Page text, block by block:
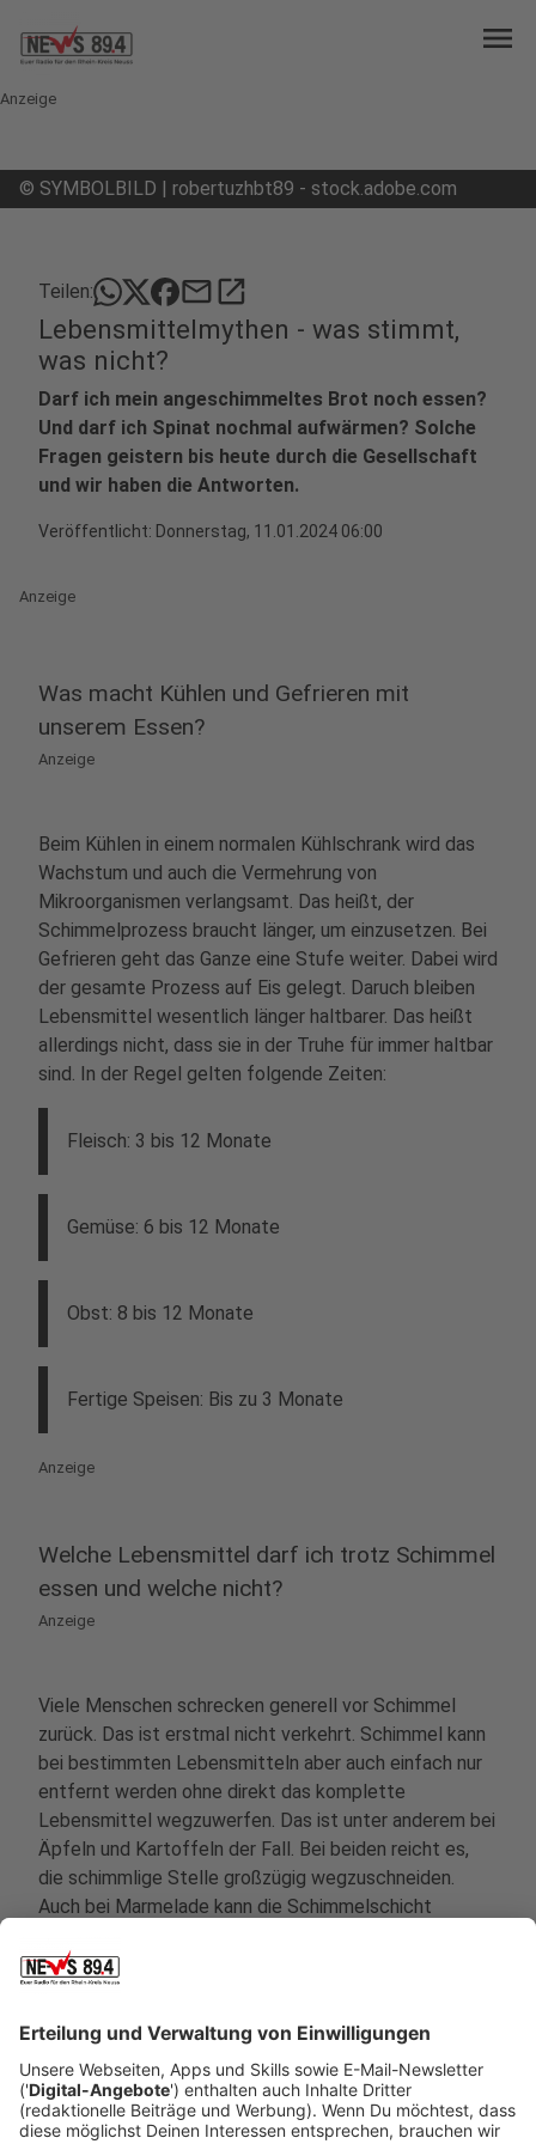
menu
Anzeige
© SYMBOLBILD | robertuzhbt89 - stock.adobe.com
Teilen: mailopen_in_new
Lebensmittelmythen - was stimmt,
was nicht?
Darf ich mein angeschimmeltes Brot noch essen?
Und darf ich Spinat nochmal aufwärmen? Solche
Fragen geistern bis heute durch die Gesellschaft
und wir haben die Antworten.
Veröffentlicht: Donnerstag, 11.01.2024 06:00
Anzeige
Was macht Kühlen und Gefrieren mit
unserem Essen?
Anzeige
Beim Kühlen in einem normalen Kühlschrank wird das
Wachstum und auch die Vermehrung von
Mikroorganismen verlangsamt. Das heißt, der
Schimmelprozess braucht länger, um einzusetzen. Bei
Gefrieren geht das Ganze eine Stufe weiter. Dabei wird
der gesamte Prozess auf Eis gelegt. Daruch bleiben
Lebensmittel wesentlich länger haltbarer. Das heißt
allerdings nicht, dass sie in der Truhe für immer haltbar
sind. In der Regel gelten folgende Zeiten:
Fleisch: 3 bis 12 Monate
Gemüse: 6 bis 12 Monate
Obst: 8 bis 12 Monate
Fertige Speisen: Bis zu 3 Monate
Anzeige
Welche Lebensmittel darf ich trotz Schimmel
essen und welche nicht?
Anzeige
Viele Menschen schrecken generell vor Schimmel
zurück. Das ist erstmal nicht verkehrt. Schimmel kann
bei bestimmten Lebensmitteln aber auch einfach nur
entfernt werden ohne direkt das komplette
Lebensmittel wegzuwerfen. Das ist unter anderem bei
Äpfeln und Kartoffeln der Fall. Bei beiden reicht es,
die schimmlige Stelle großzügig wegzuschneiden.
Auch bei Marmelade kann die Schimmelschicht
besteht normalerweise aus viel Zucker, der
konservierend wirkt. Solltet ihr in einer
Traubenpackung ein paar faule Früchte entdecken,
braucht ihr nicht alle direkt wegzuschmeißen. Ihr
sortiert am besten die schlechten aus und wascht den
Rest gut ab. Wo ihr ansonsten noch Schimmel
wegschneiden könnt, sind Salami und Hartkäse wie